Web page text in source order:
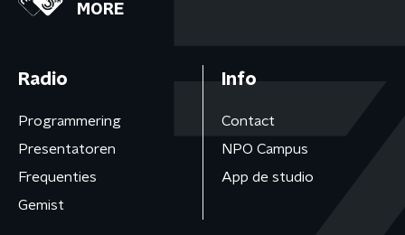
MORE
Radio
Programmering
Presentatoren
Frequenties
Gemist
Info
Contact
NPO Campus
App de studio